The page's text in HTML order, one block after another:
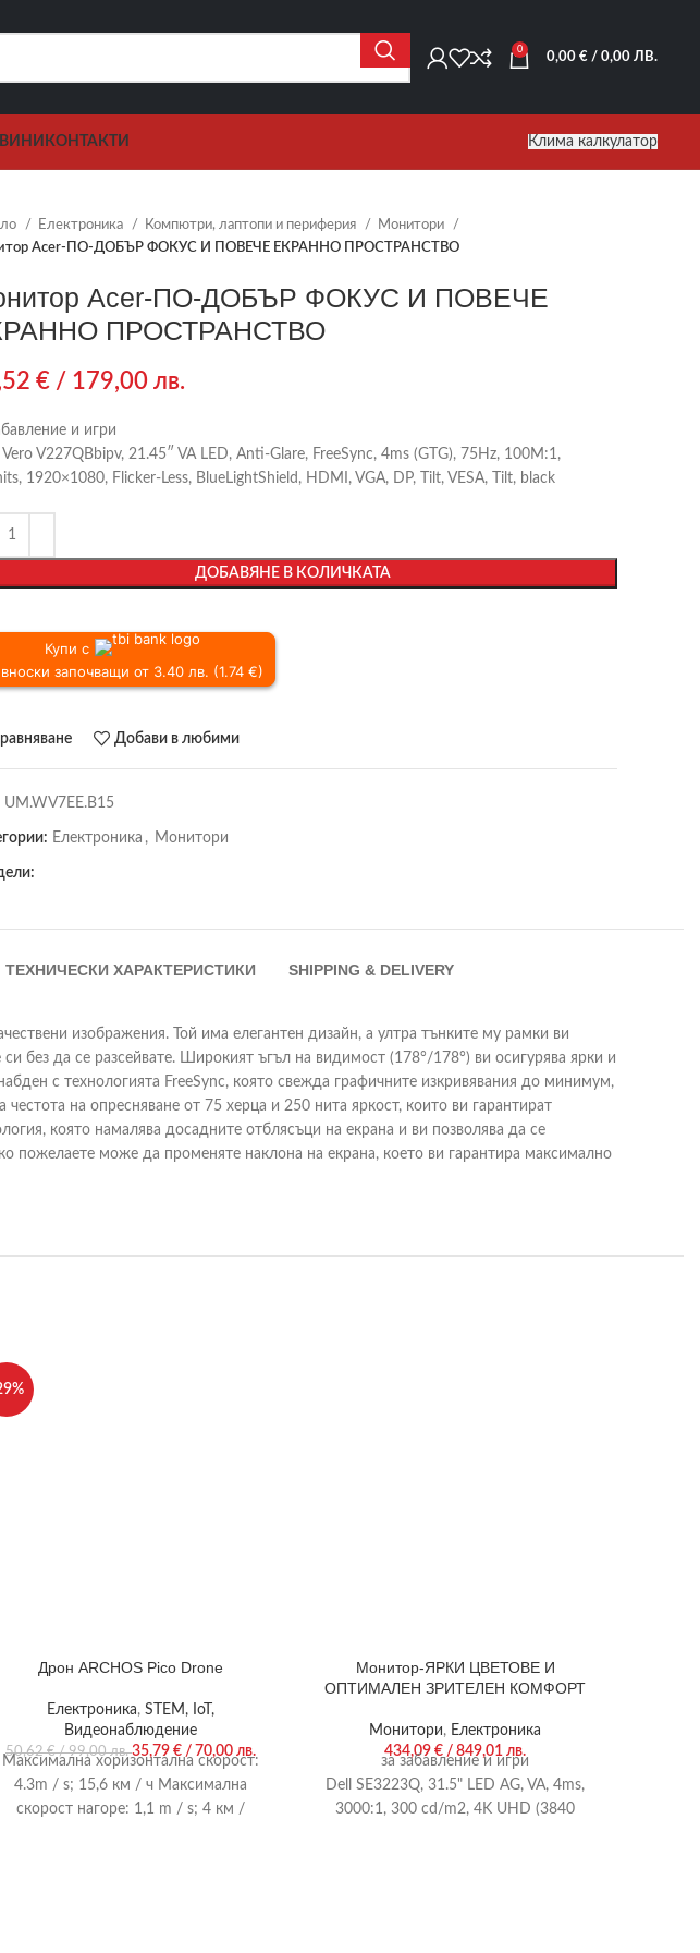
0
0,00€ / 0,00 ЛВ.
КОНТАКТИ Клима калкулатор
Електроника Компютри, лаптопи и периферия
Монитори
Acer-ПО-ДОБЪР ФОКУС И ПОВЕЧЕ ЕКРАННО ПРОСТРАНСТВО
Acer-ПО-ДОБЪР ФОКУС И ПОВЕЧЕ
ПРОСТРАНСТВО
€ / 179,00 лв.
и игри
V227QBbipv, 21.45″ VA LED, Anti-Glare, FreeSync, 4ms (GTG), 75Hz, 100M:1,
1920×1080, Flicker-Less, BlueLightShield, HDMI, VGA, DP, Tilt, VESA, Tilt, black
ДОБАВЯНЕ В КОЛИЧКАТА
Купи с
започващи от 3.40 лв. (1.74 €)
Добави в любими
UM.WV7EE.B15
Електроника , Монитори
ТЕХНИЧЕСКИ ХАРАКТЕРИСТИКИ SHIPPING & DELIVERY
изображения. Той има елегантен дизайн, а ултра тънките му рамки ви
без да се разсейвате. Широкият ъгъл на видимост (178°/178°) ви осигурява ярки и
с технологията FreeSync, която свежда графичните изкривявания до минимум,
на опресняване от 75 херца и 250 нита яркост, които ви гарантират
която намалява досадните отблясъци на екрана и ви позволява да се
пожелаете може да променяте наклона на екрана, което ви гарантира максимално
Дрон ARCHOS Pico Drone
Електроника, STEM, IoT,
Видеонаблюдение
50,62€/ 99,00 лв.35,79 € / 70,00 лв.
Максимална хоризонтална скорост:
4.3m / s; 15,6 км / ч Максимална
скорост нагоре: 1,1 m / s; 4 км /
Монитор-ЯРКИ ЦВЕТОВЕ И
ОПТИМАЛЕН ЗРИТЕЛЕН КОМФОРТ
Монитори, Електроника
434,09 € / 849,01 лв.
за забавление и игри
Dell SE3223Q, 31.5" LED AG, VA, 4ms,
3000:1, 300 cd/m2, 4K UHD (3840